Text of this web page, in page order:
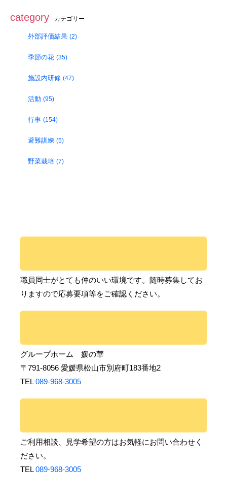
category カテゴリー
外部評価結果 (2)
季節の花 (35)
施設内研修 (47)
活動 (95)
行事 (154)
避難訓練 (5)
野菜栽培 (7)
職員同士がとても仲のいい環境です。随時募集してお
りますので応募要項等をご確認ください。
グループホーム 媛の華
〒791-8056 愛媛県松山市別府町183番地2
TEL089-968-3005
ご利用相談、見学希望の方はお気軽にお問い合わせく
ださい。
TEL089-968-3005